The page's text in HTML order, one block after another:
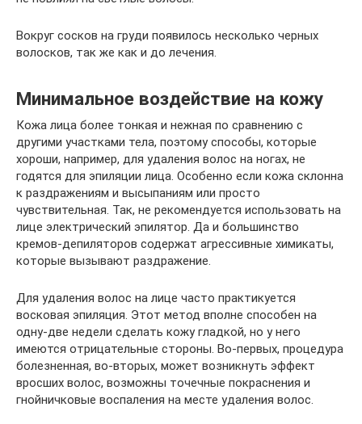
Вокруг сосков на груди появилось несколько черных
волосков, так же как и до лечения.
Минимальное воздействие на кожу
Кожа лица более тонкая и нежная по сравнению с
другими участками тела, поэтому способы, которые
хороши, например, для удаления волос на ногах, не
годятся для эпиляции лица. Особенно если кожа склонна
к раздражениям и высыпаниям или просто
чувствительная. Так, не рекомендуется использовать на
лице электрический эпилятор. Да и большинство
кремов-депиляторов содержат агрессивные химикаты,
которые вызывают раздражение.
Для удаления волос на лице часто практикуется
восковая эпиляция. Этот метод вполне способен на
одну-две недели сделать кожу гладкой, но у него
имеются отрицательные стороны. Во-первых, процедура
болезненная, во-вторых, может возникнуть эффект
вросших волос, возможны точечные покраснения и
гнойничковые воспаления на месте удаления волос.